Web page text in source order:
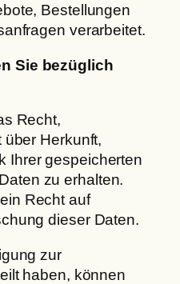
Bestellungen
verarbeitet.
Sie bezüglich
Recht,
über Herkunft,
Ihrer gespeicherten
zu erhalten.
Recht auf
dieser Daten.
zur
haben, können